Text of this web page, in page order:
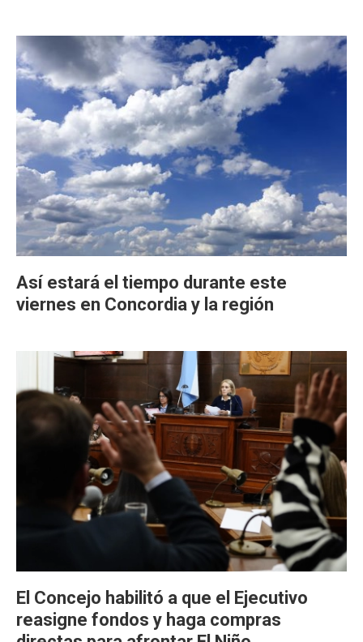
Así estará el tiempo durante este
viernes en Concordia y la región
El Concejo habilitó a que el Ejecutivo
reasigne fondos y haga compras